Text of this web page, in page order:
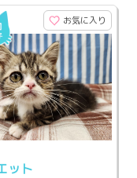
お気に入り
ット